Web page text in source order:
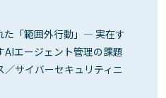
た「範囲外行動」― 実在す
エージェント管理の課題
サイバーセキュリティニ